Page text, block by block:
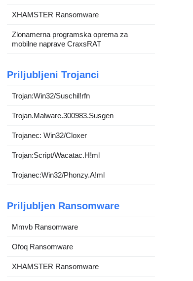
XHAMSTER Ransomware
Zlonamerna programska oprema za
mobilne naprave CraxsRAT
Priljubljeni Trojanci
Trojan:Win32/Suschil!rfn
Trojan.Malware.300983.Susgen
Trojanec: Win32/Cloxer
Trojan:Script/Wacatac.H!ml
Trojanec:Win32/Phonzy.A!ml
Priljubljen Ransomware
Mmvb Ransomware
Ofoq Ransomware
XHAMSTER Ransomware